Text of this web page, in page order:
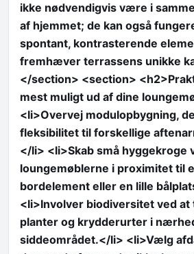
ikke nødvendigvis være i
af hjemmet; de kan også
spontant, kontrasterende
fremhæver terrassens unikke
</section> <section>
mest muligt ud af dine
<li>Overvej modulopbygning,
fleksibilitet til forskellige
</li> <li>Skab små hyggekroge
loungemøblerne i proximitet til
bordelement eller en lille
<li>Involver biodiversitet ved at
planter og krydderurter i
siddeområdet.</li> <li>Vælg